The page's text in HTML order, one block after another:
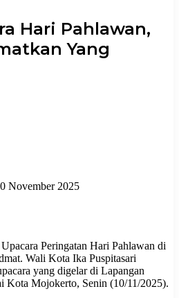
Hari Pahlawan,
Yang
November 2025
Peringatan Hari Pahlawan di
Wali Kota Ika Puspitasari
yang digelar di Lapangan
Kota Mojokerto, Senin (10/11/2025).